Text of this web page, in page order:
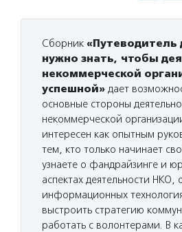
Сборник «Путеводитель
нужно знать, чтобы
некоммерческой
успешной» дает
основные стороны
некоммерческой
интересен как опытным
тем, кто только начинает
узнаете о фандрайзинге и
аспектах деятельности НКО,
информационных
выстроить стратегию
работать с волонтерами. В